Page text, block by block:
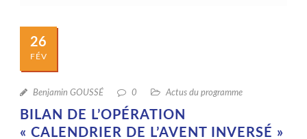
26
FÉV
Benjamin GOUSSÉ 0 Actus du programme
BILAN DE L’OPÉRATION
« CALENDRIER DE L’AVENT INVERSÉ »